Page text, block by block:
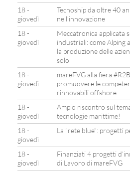
18 -
giovedì
Tecnoship da oltre 40
nell’innovazione
18 -
giovedì
Meccatronica applicata
industriali: come Alping
la produzione delle
solo
18 -
giovedì
mareFVG alla fiera
promuovere le
rinnovabili offshore
18 -
giovedì
Ampio riscontro sul
tecnologie marittime!
18 -
giovedì
La “rete blue”: progetti
18 -
giovedì
Finanziati 4 progetti
di Lavoro di mareFVG